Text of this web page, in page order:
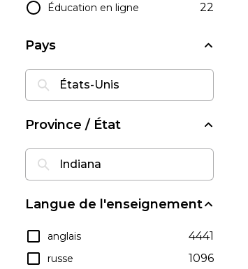
Éducation en ligne 22
Pays
Province / État
Langue de l'enseignement
anglais 4441
russe 1096